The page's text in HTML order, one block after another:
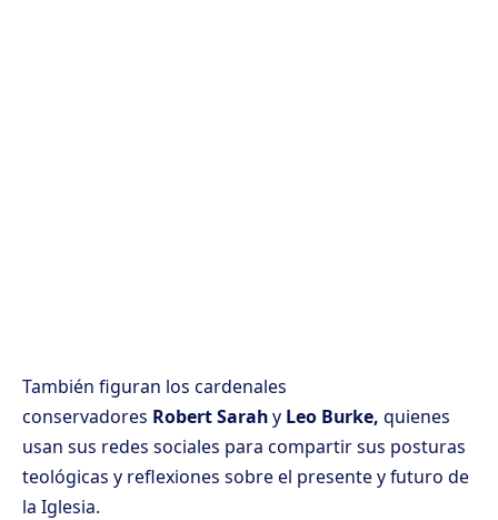
También figuran los cardenales
conservadores Robert Sarahy Leo Burke, quienes
usan sus redes sociales para compartir sus posturas
teológicas y reflexiones sobre el presente y futuro de
la Iglesia.